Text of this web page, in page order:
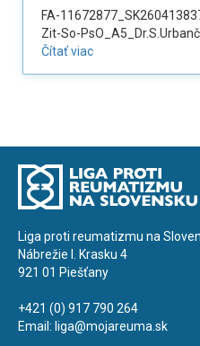
FA-
Zit-So-
Čítať viac
Liga proti reumatizmu na
Nábrežie I. Krasku 4
921 01 Piešťany
+421 (0) 917 790 264
Email: liga@mojareuma.sk